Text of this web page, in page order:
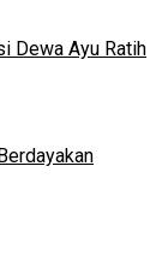
Dewa Ayu Ratih